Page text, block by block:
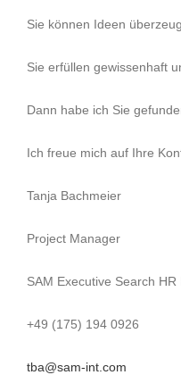
Sie können Ideen
Sie erfüllen gewissenhaft
Dann habe ich Sie
Ich freue mich auf Ihre
Tanja Bachmeier
Project Manager
SAM Executive Search
+49 (175) 194 0926
tba@sam-int.com